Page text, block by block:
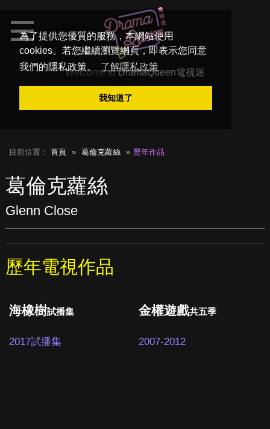
為了提供您優質的服務，本網站使用
cookies。若您繼續瀏覽網頁，即表示您同意
我們的隱私政策。
了解隱私政策
我知道了
Welcome toDramaQueen電視迷
目前位置： 首頁 葛倫克蘿絲 歷年作品
葛倫克蘿絲
Glenn Close
歷年電視作品
海橡樹試播集
2017試播集
金權遊戲共五季
2007-2012